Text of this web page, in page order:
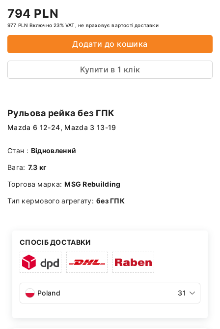
Рульова рейка без ГПК
Mazda 6 12-24, Mazda 3 13-19
Стан : Відновлений
Вага: 7.3 кг
Торгова марка: MSG Rebuilding
Тип кермового агрегату: без ГПК
794 PLN
977 PLN Включно 23% VAT, не враховує вартості доставки
Додати до кошика
Купити в 1 клік
СПОСІБ ДОСТАВКИ
Poland 31